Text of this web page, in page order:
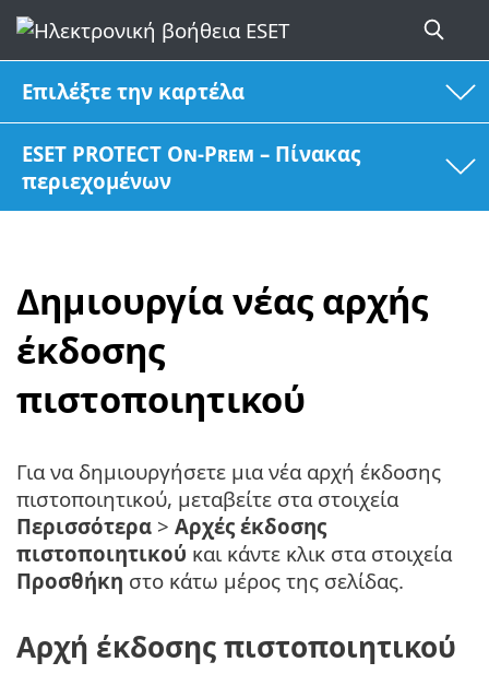
Επιλέξτε την καρτέλα
ESET PROTECT On-Prem – Πίνακας
περιεχομένων
Δημιουργία νέας αρχής
έκδοσης
πιστοποιητικού
Για να δημιουργήσετε μια νέα αρχή έκδοσης
πιστοποιητικού, μεταβείτε στα στοιχεία
Περισσότερα > Αρχές έκδοσης
πιστοποιητικού και κάντε κλικ στα στοιχεία
Προσθήκη στο κάτω μέρος της σελίδας.
Αρχή έκδοσης πιστοποιητικού